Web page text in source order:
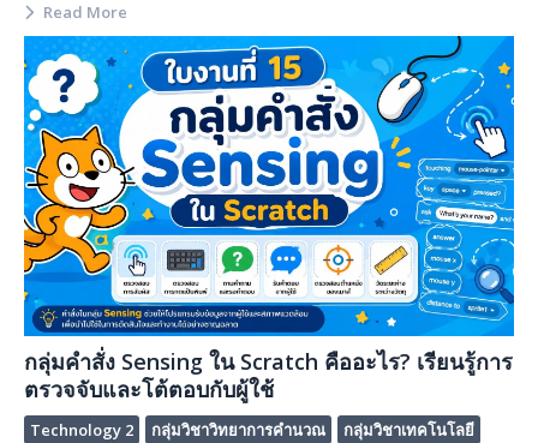
กลุ่มคำสั่ง Sensing ใน Scratch คืออะไร? เรียนรู้การ
ตรวจจับและโต้ตอบกับผู้ใช้
Technology 2 กลุ่มวิชาวิทยาการคำนวณ
กลุ่มวิชาเทคโนโลยี
Read More